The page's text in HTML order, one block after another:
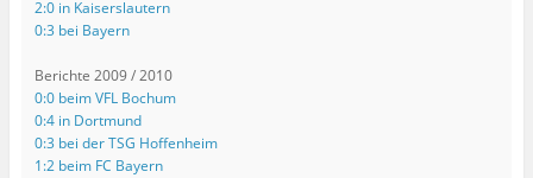
2:0 in Kaiserslautern
0:3 bei Bayern
Berichte 2009 / 2010
0:0 beim VFL Bochum
0:4 in Dortmund
0:3 bei der TSG Hoffenheim
1:2 beim FC Bayern